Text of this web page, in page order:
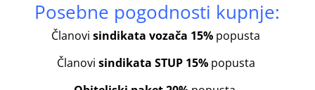
Posebne pogodnosti kupnje:
Članovisindikata vozača 15% popusta
Članovi sindikata STUP 15%popusta